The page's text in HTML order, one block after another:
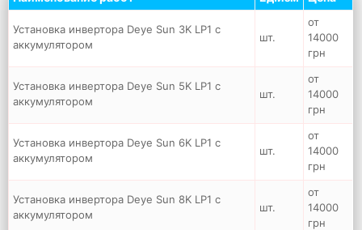
Установка инвертора Deye Sun 3K LP1 с
аккумулятором
шт.
от
14000
грн
Установка инвертора Deye Sun 5K LP1 с
аккумулятором
шт.
от
14000
грн
Установка инвертора Deye Sun 6K LP1 с
аккумулятором
шт.
от
14000
грн
Установка инвертора Deye Sun 8K LP1 с
аккумулятором
шт.
от
14000
грн